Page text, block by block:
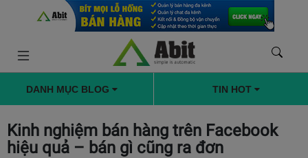
DANH MỤC BLOG TIN HOT
Kinh nghiệm bán hàng trên Facebook
hiệu quả – bán gì cũng ra đơn